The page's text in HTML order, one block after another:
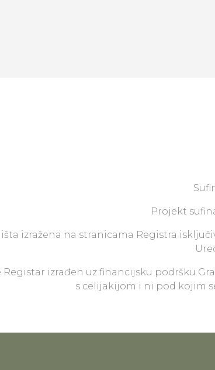
Projekt
izražena na stranicama Registra
Registar izrađen uz financijsku podršku
s celijakijom i ni pod kojim